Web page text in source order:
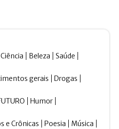
Ciência Beleza Saúde
gerais Drogas
Humor
e Crônicas Poesia Música